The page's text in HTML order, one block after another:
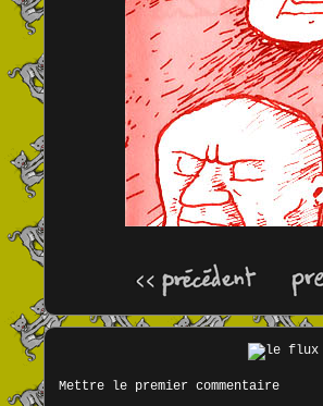
Mettre le premier commentaire